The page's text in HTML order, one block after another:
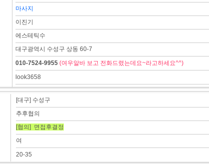
마사지
이진기
에스테틱수
대구광역시 수성구 상동 60-7
010-7524-9955 (여우알바 보고 전화드렸는데요~라고하세요^^)
look3658
[대구] 수성구
추후협의
[협의] 면접후결정
여
20-35